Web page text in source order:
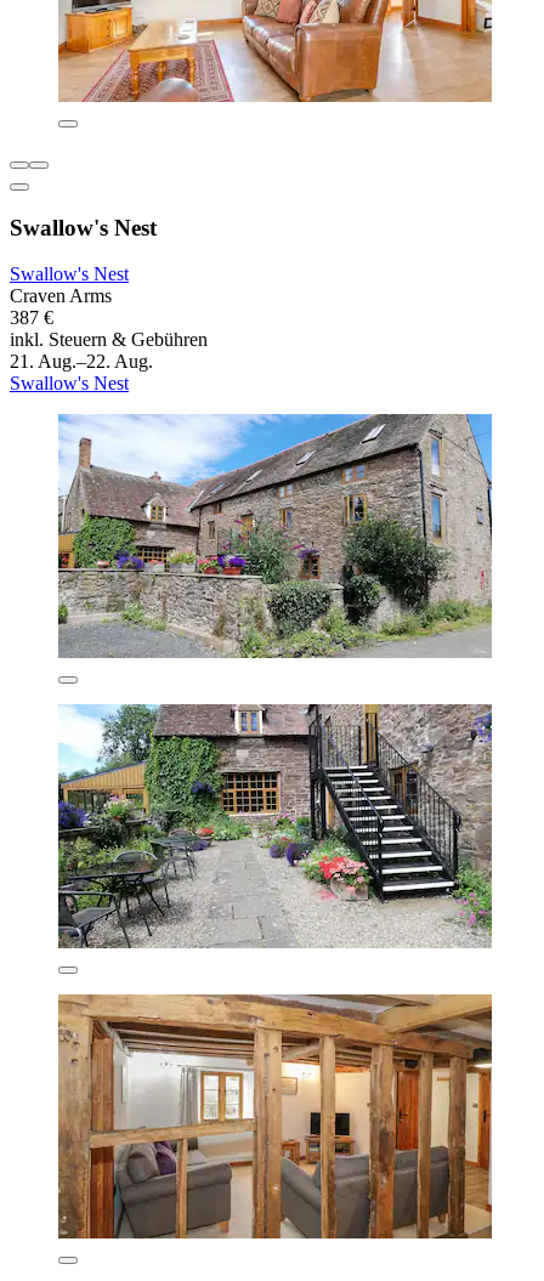
Swallow's Nest
Swallow's Nest
Craven Arms
387 €
inkl. Steuern & Gebühren
21. Aug.–22. Aug.
Swallow's Nest